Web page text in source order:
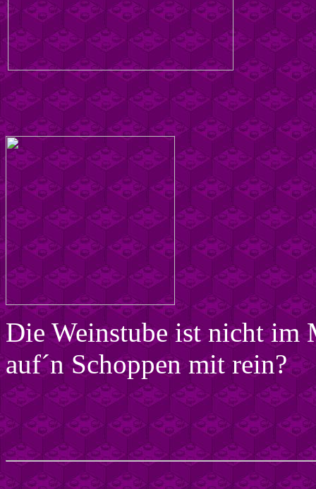
Die Weinstube ist nicht
auf´n Schoppen mit rein?